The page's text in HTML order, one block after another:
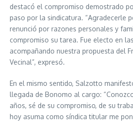
destacó el compromiso demostrado
paso por la sindicatura. “Agradecerle
renunció por razones personales y
compromiso su tarea. Fue electo en
acompañando nuestra propuesta del
Vecinal”, expresó.
En el mismo sentido, Salzotto
llegada de Bonomo al cargo:
años, sé de su compromiso, de su
hoy asuma como síndica titular me